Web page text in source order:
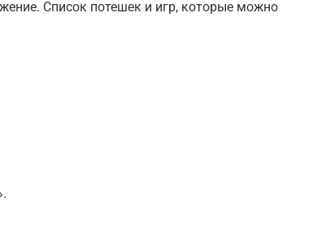
Список потешек и игр, которые можно